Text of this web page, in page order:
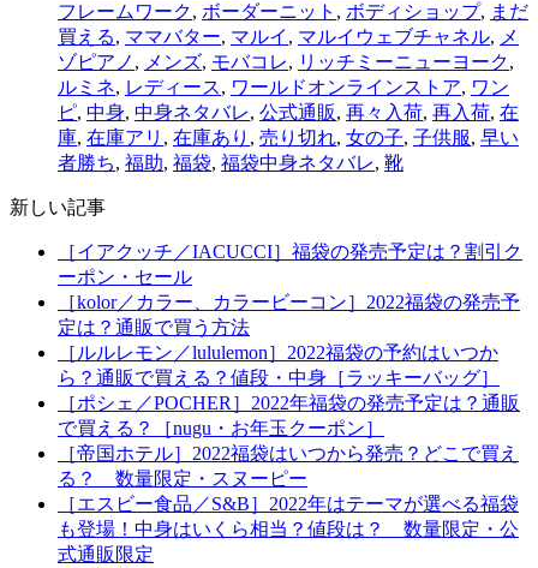
フレームワーク, ボーダーニット , ボディショップ, まだ
買える, ママバター, マルイ , マルイウェブチャネル, メ
ゾピアノ , メンズ, モバコレ, リッチミーニューヨーク,
ルミネ, レディース, ワールドオンラインストア, ワン
ピ, 中身, 中身ネタバレ, 公式通販, 再々入荷, 再入荷, 在
庫, 在庫アリ , 在庫あり , 売り切れ, 女の子, 子供服, 早い
者勝ち, 福助, 福袋, 福袋中身ネタバレ, 靴
新しい記事
［イアクッチ／IACUCCI］福袋の発売予定は？割引ク
ーポン・セール
［kolor／カラー、カラービーコン］2022福袋の発売予
定は？通販で買う方法
［ルルレモン／lululemon］2022福袋の予約はいつか
ら？通販で買える？値段・中身［ラッキーバッグ］
［ポシェ／POCHER］2022年福袋の発売予定は？通販
で買える？［nugu・お年玉クーポン］
［帝国ホテル］2022福袋はいつから発売？どこで買え
る？ 数量限定・スヌーピー
［エスビー食品／S&B］2022年はテーマが選べる福袋
も登場！中身はいくら相当？値段は？ 数量限定・公
式通販限定